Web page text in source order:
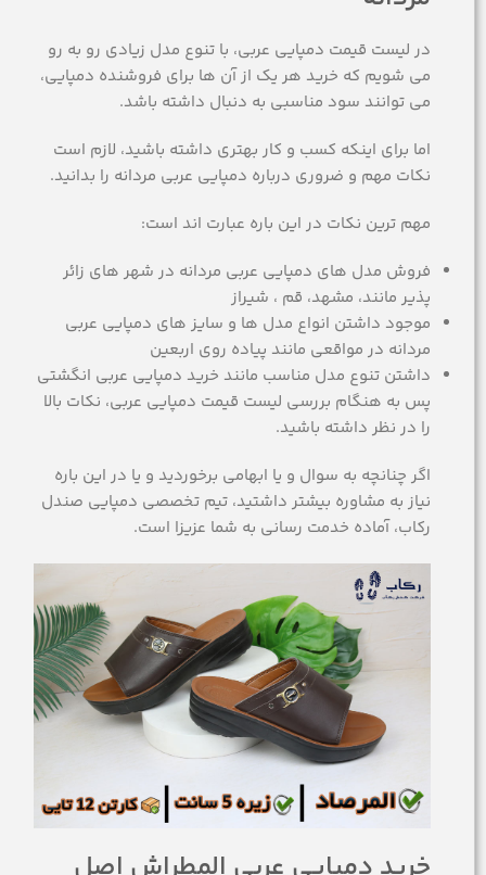
در لیست قیمت دمپایی عربی، با تنوع مدل زیادی رو به رو
می شویم که خرید هر یک از آن ها برای فروشنده دمپایی،
می توانند سود مناسبی به دنبال داشته باشد.
اما برای اینکه کسب و کار بهتری داشته باشید، لازم است
نکات مهم و ضروری درباره دمپایی عربی مردانه را بدانید.
مهم ترین نکات در این باره عبارت اند است:
فروش مدل های دمپایی عربی مردانه در شهر های زائر
پذیر مانند، مشهد، قم ، شیراز
موجود داشتن انواع مدل ها و سایز های دمپایی عربی
مردانه در مواقعی مانند پیاده روی اربعین
داشتن تنوع مدل مناسب مانند خرید دمپایی عربی انگشتی
پس به هنگام بررسی لیست قیمت دمپایی عربی، نکات بالا
را در نظر داشته باشید.
اگر چنانچه به سوال و یا ابهامی برخوردید و یا در این باره
نیاز به مشاوره بیشتر داشتید، تیم تخصصی دمپایی صندل
رکاب، آماده خدمت رسانی به شما عزیزا است.